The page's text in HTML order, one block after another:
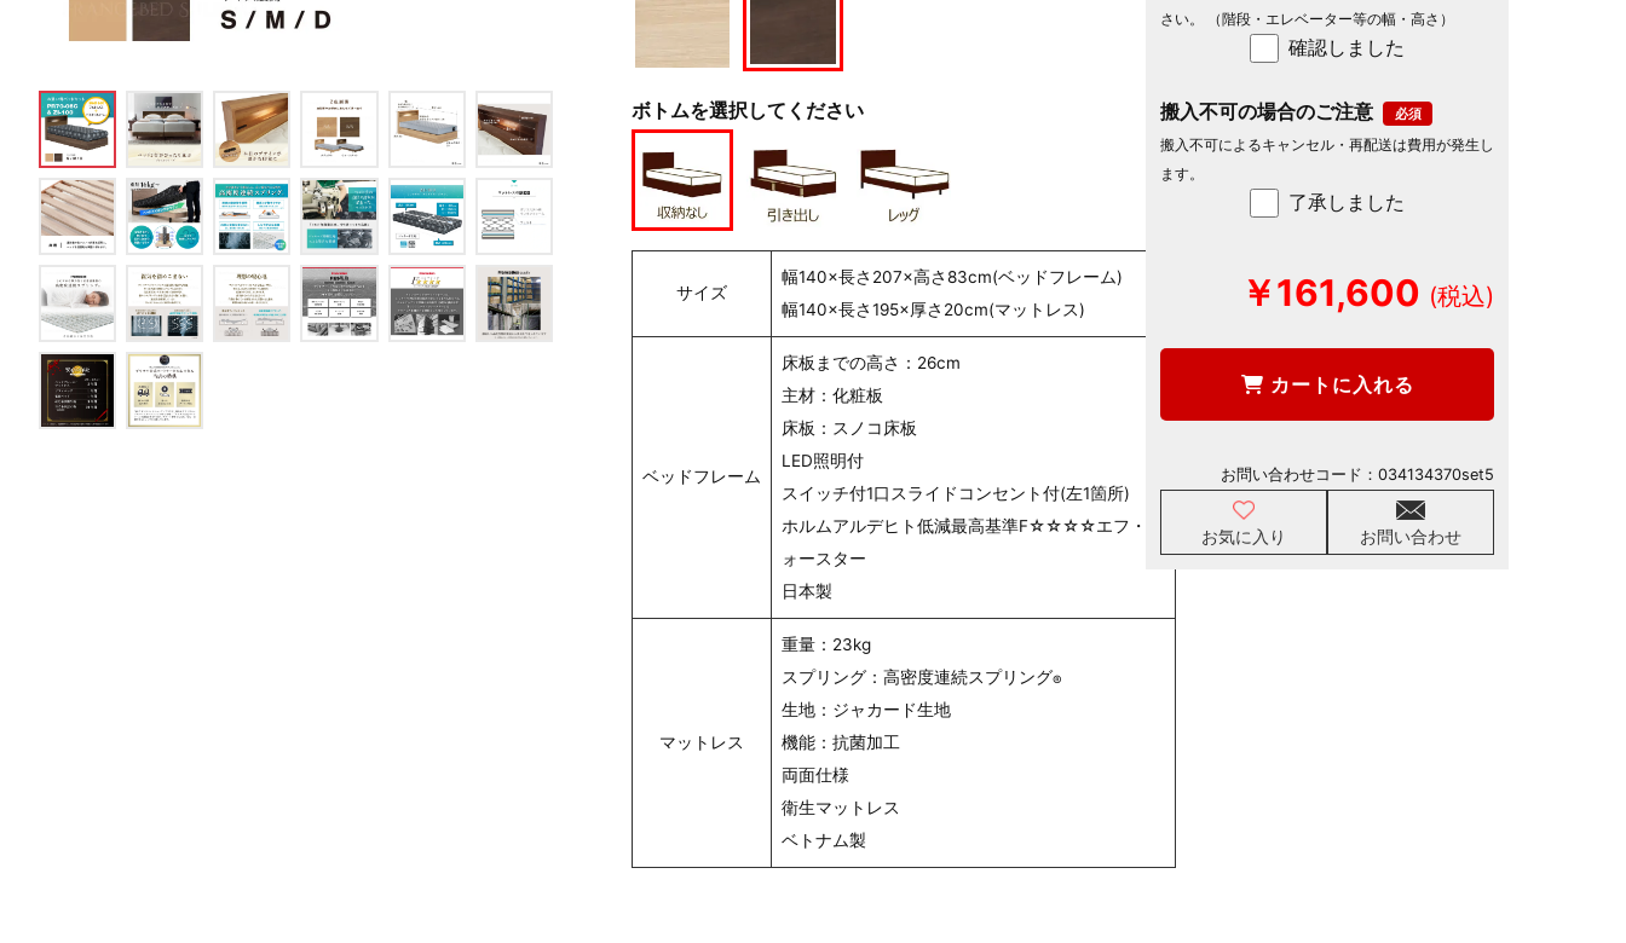
ボトムを選択してください
サイズ
幅140×長さ207×高さ83cm(ベッドフレーム)
幅140×長さ195×厚さ20cm(マットレス)
ベッドフレーム
床板までの高さ：26cm
主材：化粧板
床板：スノコ床板
LED照明付
スイッチ付1口スライドコンセント付(左1箇所)
ホルムアルデヒト低減最高基準F☆☆☆☆エフ・フ
ォースター
日本製
マットレス
重量：23kg
スプリング：高密度連続スプリング®
生地：ジャカード生地
機能：抗菌加工
両面仕様
衛生マットレス
ベトナム製
確認しました
さい。 （階段・エレベーター等の幅・高さ）
搬入不可の場合のご注意
了承しました
搬入不可によるキャンセル・再配送は費用が発生し
ます。
￥161,600
カートに入れる
お気に入り お問い合わせ
お問い合わせコード： 034134370set5